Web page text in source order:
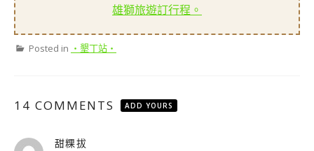
雄獅旅遊訂行程。
Posted in ‧墾丁站‧
14 COMMENTS ADD YOURS
甜粿拔